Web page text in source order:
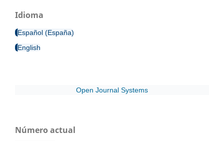
Idioma
Español (España)
English
Open Journal Systems
Número actual